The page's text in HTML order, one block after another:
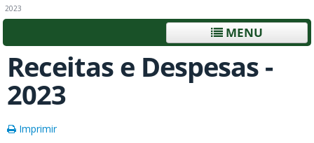
2023
MENU
Receitas e Despesas -
2023
Imprimir